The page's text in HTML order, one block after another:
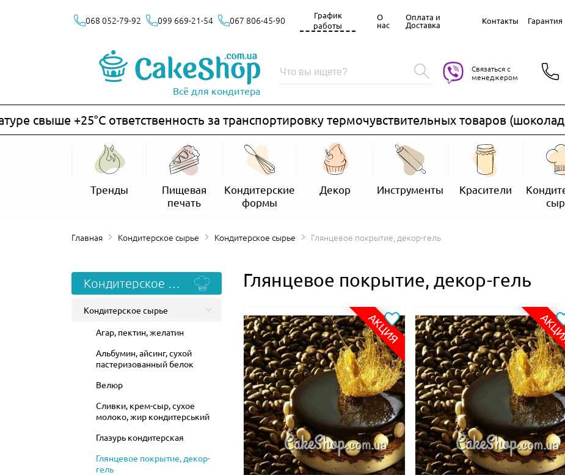
Всё для кондитера
Связаться с
менеджером
068 052-79-92 099 669-21-54 067 806-45-90
График
работы
О
нас
Оплата и
Доставка Контакты Гарантия
свыше +25°C ответственность за транспортировку термочувствительных товаров
Тренды
Пищевая
печать
Кондитерские
формы
Декор Инструменты Красители
Главная Кондитерское сырье Кондитерское сырье Глянцевое покрытие, декор-гель
Кондитерское сырье
Кондитерское сырье
Агар, пектин, желатин
Альбумин, айсинг, сухой
пастеризованный белок
Велюр
Сливки, крем-сыр, сухое
молоко, жир кондитерський
Глазурь кондитерская
Глянцевое покрытие, декор-
гель
Глянцевое покрытие, декор-гель
АКЦИЯ